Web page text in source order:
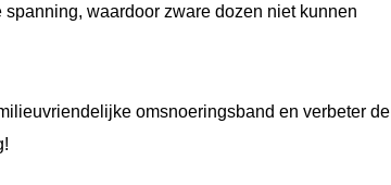
waardoor zware dozen niet kunnen
omsnoeringsband en verbeter de